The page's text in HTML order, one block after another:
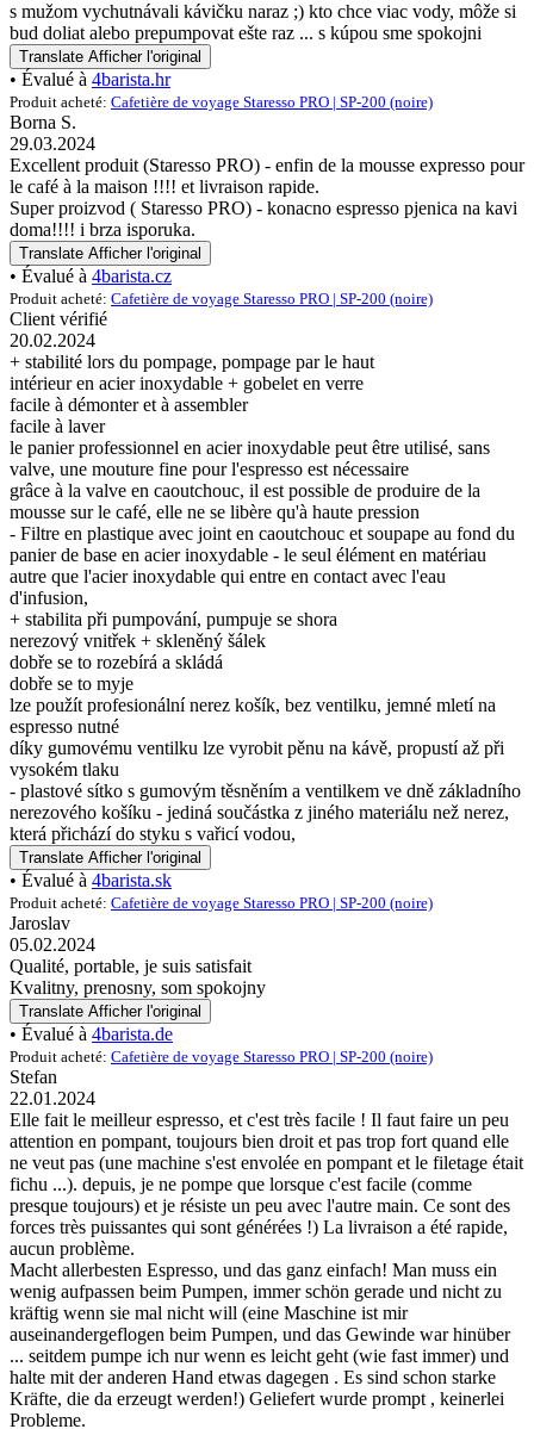
s mužom vychutnávali kávičku naraz ;) kto chce viac vody, môže si
bud doliat alebo prepumpovat ešte raz ... s kúpou sme spokojni
Translate Afficher l'original
• Évalué à 4barista.hr
Produit acheté: Cafetière de voyage Staresso PRO | SP-200 (noire)
Borna S.
29.03.2024
Excellent produit (Staresso PRO) - enfin de la mousse expresso pour
le café à la maison !!!! et livraison rapide.
Super proizvod ( Staresso PRO) - konacno espresso pjenica na kavi
doma!!!! i brza isporuka.
Translate Afficher l'original
• Évalué à 4barista.cz
Produit acheté: Cafetière de voyage Staresso PRO | SP-200 (noire)
Client vérifié
20.02.2024
+ stabilité lors du pompage, pompage par le haut
intérieur en acier inoxydable + gobelet en verre
facile à démonter et à assembler
facile à laver
le panier professionnel en acier inoxydable peut être utilisé, sans
valve, une mouture fine pour l'espresso est nécessaire
grâce à la valve en caoutchouc, il est possible de produire de la
mousse sur le café, elle ne se libère qu'à haute pression
- Filtre en plastique avec joint en caoutchouc et soupape au fond du
panier de base en acier inoxydable - le seul élément en matériau
autre que l'acier inoxydable qui entre en contact avec l'eau
d'infusion,
+ stabilita při pumpování, pumpuje se shora
nerezový vnitřek + skleněný šálek
dobře se to rozebírá a skládá
dobře se to myje
lze použít profesionální nerez košík, bez ventilku, jemné mletí na
espresso nutné
díky gumovému ventilku lze vyrobit pěnu na kávě, propustí až při
vysokém tlaku
- plastové sítko s gumovým těsněním a ventilkem ve dně základního
nerezového košíku - jediná součástka z jiného materiálu než nerez,
která přichází do styku s vařicí vodou,
Translate Afficher l'original
• Évalué à 4barista.sk
Produit acheté: Cafetière de voyage Staresso PRO | SP-200 (noire)
Jaroslav
05.02.2024
Qualité, portable, je suis satisfait
Kvalitny, prenosny, som spokojny
Translate Afficher l'original
• Évalué à 4barista.de
Produit acheté: Cafetière de voyage Staresso PRO | SP-200 (noire)
Stefan
22.01.2024
Elle fait le meilleur espresso, et c'est très facile ! Il faut faire un peu
attention en pompant, toujours bien droit et pas trop fort quand elle
ne veut pas (une machine s'est envolée en pompant et le filetage était
fichu ...). depuis, je ne pompe que lorsque c'est facile (comme
presque toujours) et je résiste un peu avec l'autre main. Ce sont des
forces très puissantes qui sont générées !) La livraison a été rapide,
aucun problème.
Macht allerbesten Espresso, und das ganz einfach! Man muss ein
wenig aufpassen beim Pumpen, immer schön gerade und nicht zu
kräftig wenn sie mal nicht will (eine Maschine ist mir
auseinandergeflogen beim Pumpen, und das Gewinde war hinüber
... seitdem pumpe ich nur wenn es leicht geht (wie fast immer) und
halte mit der anderen Hand etwas dagegen . Es sind schon starke
Kräfte, die da erzeugt werden!) Geliefert wurde prompt , keinerlei
Probleme.